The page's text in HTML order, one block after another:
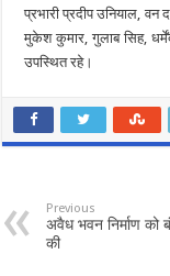
प्रभारी प्रदीप उनियाल, वन
मुकेश कुमार, गुलाब सिह,
उपस्थित रहे।
Previous
अवैध भवन निर्माण को
की